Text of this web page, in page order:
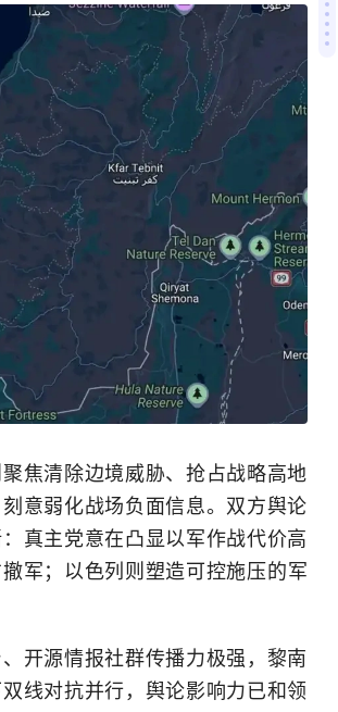
焦清除边境威胁、抢占战略高地
意弱化战场负面信息。双方舆论
真主党意在凸显以军作战代价高
军；
以色列 则塑造可控施压的军
开源情报社群传播力极强，黎南
线对抗并行，舆论影响力已和领